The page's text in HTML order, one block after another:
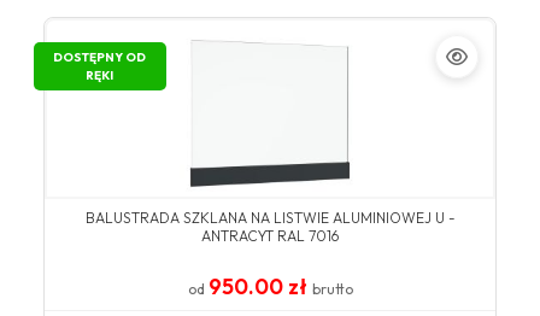
DOSTĘPNY OD
RĘKI
BALUSTRADA SZKLANA NA LISTWIE ALUMINIOWEJ U -
ANTRACYT RAL 7016
od 950.00 zł brutto